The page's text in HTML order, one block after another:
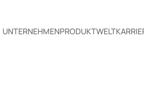
UNTERNEHMENPRODUKTWELT